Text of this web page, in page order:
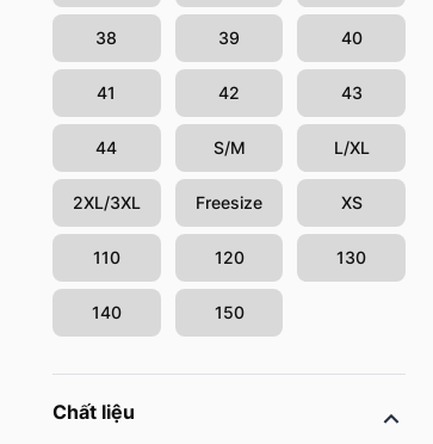
38 39 40
41 42 43
44 S/M L/XL
2XL/3XL Freesize XS
110 120 130
140 150
Chất liệu